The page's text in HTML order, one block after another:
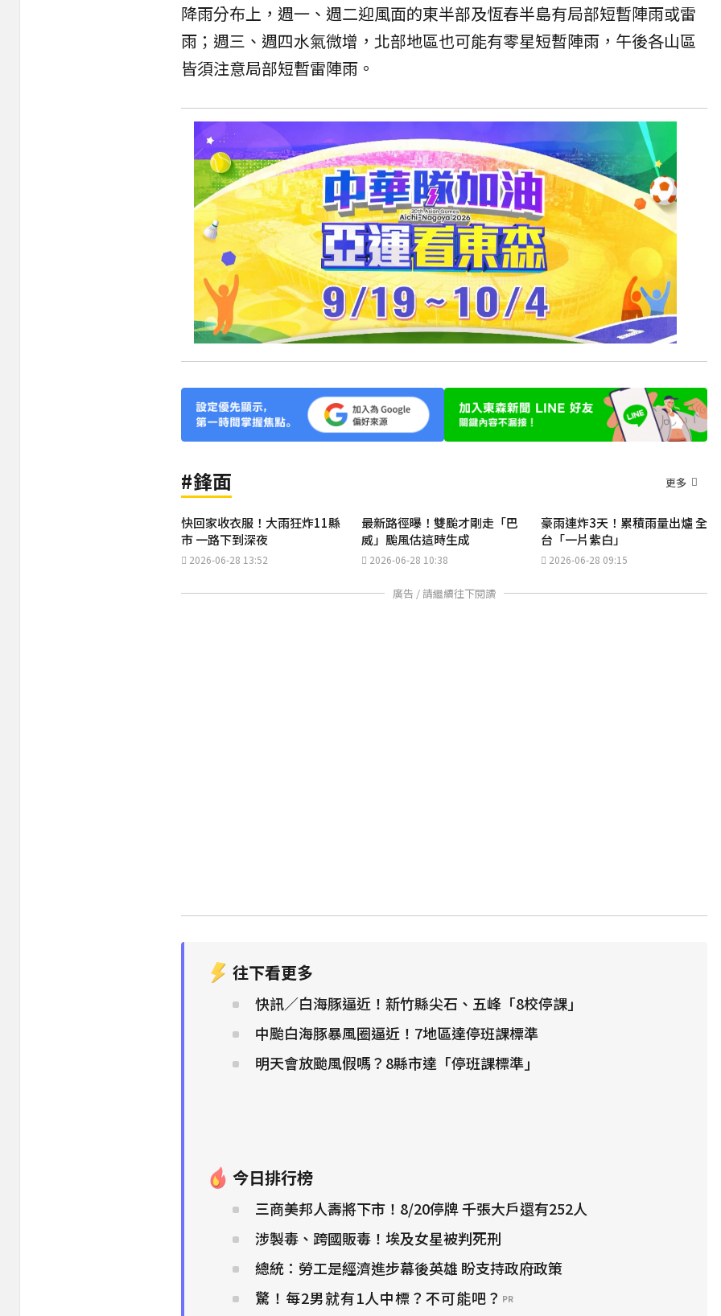
降雨分布上，週一、週二迎風面的東半部及恆春半島有局部短暫陣雨或雷
雨；週三、週四水氣微增，北部地區也可能有零星短暫陣雨，午後各山區
皆須注意局部短暫雷陣雨。
#鋒面 更多
快回家收衣服！大雨狂炸11縣
市 一路下到深夜
2026-06-28 13:52
最新路徑曝！雙颱才剛走「巴
威」颱風估這時生成
2026-06-28 10:38
豪雨連炸3天！累積雨量出爐 全
台「一片紫白」
2026-06-28 09:15
廣告 / 請繼續往下閱讀
往下看更多
快訊／白海豚逼近！新竹縣尖石、五峰「8校停課」
中颱白海豚暴風圈逼近！7地區達停班課標準
明天會放颱風假嗎？8縣市達「停班課標準」
今日排行榜
三商美邦人壽將下市！8/20停牌 千張大戶還有252人
涉製毒、跨國販毒！埃及女星被判死刑
總統：勞工是經濟進步幕後英雄 盼支持政府政策
驚！每2男就有1人中標？不可能吧？ PR